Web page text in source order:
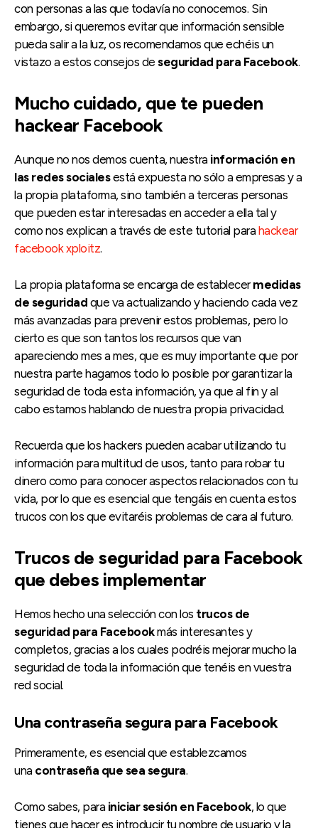
con personas a las que todavía no conocemos. Sin
embargo, si queremos evitar que información sensible
pueda salir a la luz, os recomendamos que echéis un
vistazo a estos consejos de seguridad para Facebook.
Mucho cuidado, que te pueden
hackear Facebook
Aunque no nos demos cuenta, nuestra información en
las redes socialesestá expuesta no sólo a empresas y a
la propia plataforma, sino también a terceras personas
que pueden estar interesadas en acceder a ella tal y
como nos explican a través de este tutorial parahackear
facebook xploitz.
La propia plataforma se encarga de establecermedidas
de seguridad que va actualizando y haciendo cada vez
más avanzadas para prevenir estos problemas, pero lo
cierto es que son tantos los recursos que van
apareciendo mes a mes, que es muy importante que por
nuestra parte hagamos todo lo posible por garantizar la
seguridad de toda esta información, ya que al fin y al
cabo estamos hablando de nuestra propia privacidad.
Recuerda que los hackers pueden acabar utilizando tu
información para multitud de usos, tanto para robar tu
dinero como para conocer aspectos relacionados con tu
vida, por lo que es esencial que tengáis en cuenta estos
trucos con los que evitaréis problemas de cara al futuro.
Trucos de seguridad para Facebook
que debes implementar
Hemos hecho una selección con los trucos de
seguridad para Facebookmás interesantes y
completos, gracias a los cuales podréis mejorar mucho la
seguridad de toda la información que tenéis en vuestra
red social.
Una contraseña segura para Facebook
Primeramente, es esencial que establezcamos
una contraseña que sea segura.
Como sabes, para iniciar sesión en Facebook, lo que
tienes que hacer es introducir tu nombre de usuario y la